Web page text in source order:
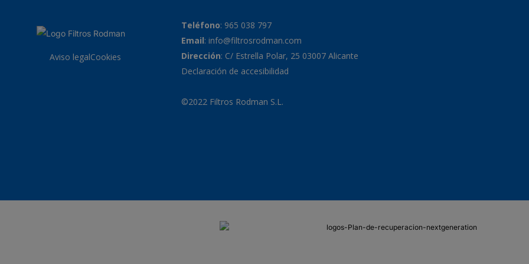
Aviso legalCookies
Teléfono: 965 038 797
Email: info@filtrosrodman.com
Dirección: C/ Estrella Polar, 25 03007 Alicante
Declaración de accesibilidad
©2022 Filtros Rodman S.L.